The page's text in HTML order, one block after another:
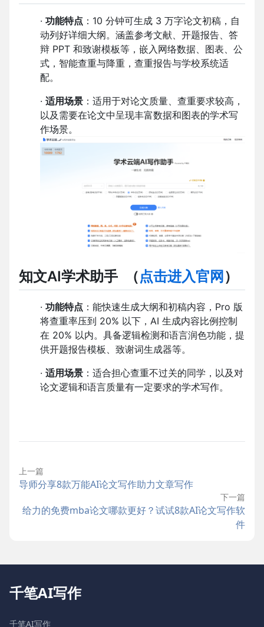
· 功能特点 ：10 分钟可生成 3 万字论文初稿，自
动列好详细大纲。涵盖参考文献、开题报告、答
辩 PPT 和致谢模板等，嵌入网络数据、图表、公
式，智能查重与降重，查重报告与学校系统适
配。
· 适用场景 ：适用于对论文质量、查重要求较高，
以及需要在论文中呈现丰富数据和图表的学术写
作场景。
知文AI学术助手 （点击进入官网 ）
· 功能特点 ：能快速生成大纲和初稿内容，Pro 版
将查重率压到 20% 以下，AI 生成内容比例控制
在 20% 以内。具备逻辑检测和语言润色功能，提
供开题报告模板、致谢词生成器等。
· 适用场景 ：适合担心查重不过关的同学，以及对
论文逻辑和语言质量有一定要求的学术写作。
上一篇
导师分享8款万能AI论文写作助力文章写作
下一篇
给力的免费mba论文哪款更好？试试8款AI论文写作软
件
千笔AI写作
千笔AI写作